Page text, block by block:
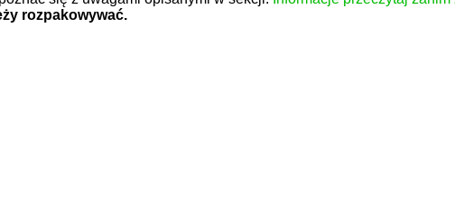
rozpakowywać.